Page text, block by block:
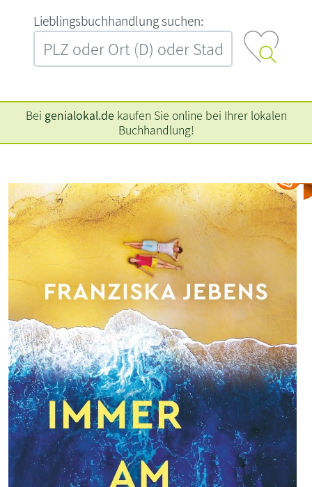
L‍i‍e‍b‍l‍i‍n‍g‍s‍b‍u‍c‍h‍h‍a‍n‍d‍l‍u‍n‍g‍ ‍s‍u‍c‍h‍e‍n‍:‍
Bei genialokal.de kaufen Sie online bei Ihrer lokalen
Buchhandlung!